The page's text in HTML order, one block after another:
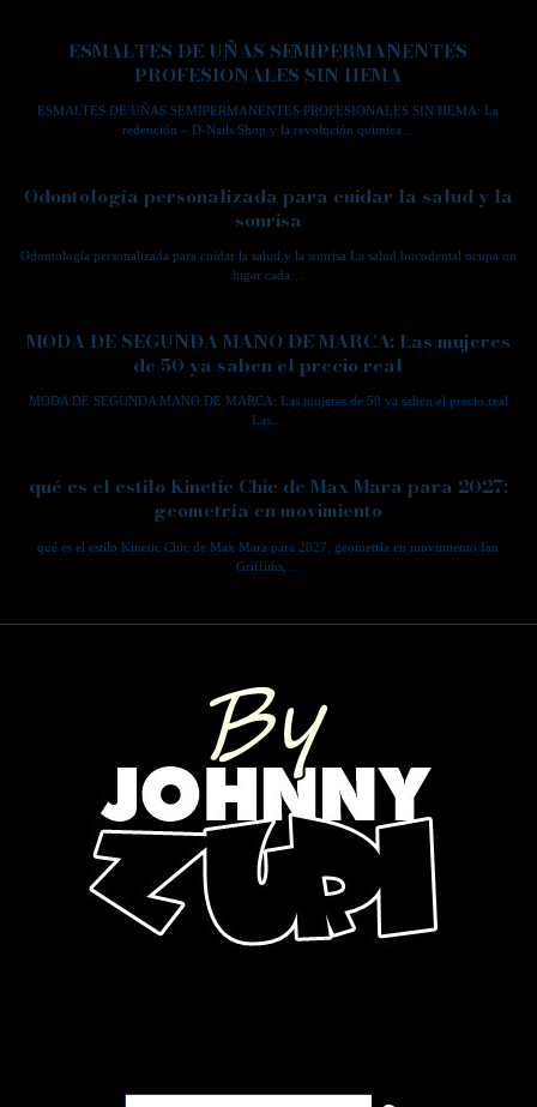
ESMALTES DE UÑAS SEMIPERMANENTES
PROFESIONALES SIN HEMA
ESMALTES DE UÑAS SEMIPERMANENTES PROFESIONALES SIN HEMA: La
redención – D-Nails Shop y la revolución química…
Odontología personalizada para cuidar la salud y la
sonrisa
Odontología personalizada para cuidar la salud y la sonrisa La salud bucodental ocupa un
lugar cada…
MODA DE SEGUNDA MANO DE MARCA: Las mujeres
de 50 ya saben el precio real
MODA DE SEGUNDA MANO DE MARCA: Las mujeres de 50 ya saben el precio real
Las…
qué es el estilo Kinetic Chic de Max Mara para 2027:
geometría en movimiento
qué es el estilo Kinetic Chic de Max Mara para 2027: geometría en movimiento Ian
Griffiths,…